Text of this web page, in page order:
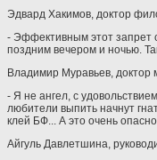
Эдвард Хакимов, доктор
- Эффективным этот запрет
поздним вечером и ночью.
Владимир Муравьев,
- Я не ангел, с
любители выпить начнут
клей БФ... А это очень
Айгуль Давлетшина,